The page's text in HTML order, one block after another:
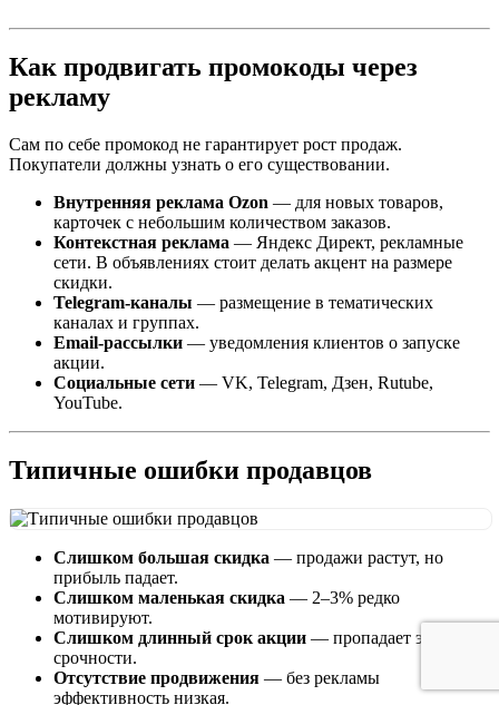
Как продвигать промокоды через
рекламу
Сам по себе промокод не гарантирует рост продаж.
Покупатели должны узнать о его существовании.
Внутренняя реклама Ozon — для новых товаров,
карточек с небольшим количеством заказов.
Контекстная реклама — Яндекс Директ, рекламные
сети. В объявлениях стоит делать акцент на размере
скидки.
Telegram-каналы — размещение в тематических
каналах и группах.
Email-рассылки — уведомления клиентов о запуске
акции.
Социальные сети — VK, Telegram, Дзен, Rutube,
YouTube.
Типичные ошибки продавцов
Слишком большая скидка — продажи растут, но
прибыль падает.
Слишком маленькая скидка — 2–3% редко
мотивируют.
Слишком длинный срок акции — пропадает эффект
срочности.
Отсутствие продвижения — без рекламы
эффективность низкая.